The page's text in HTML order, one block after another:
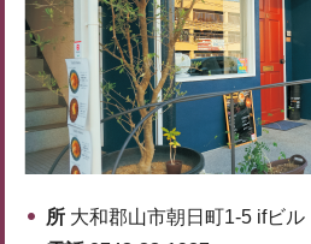
所 大和郡山市朝日町1-5 ifビル